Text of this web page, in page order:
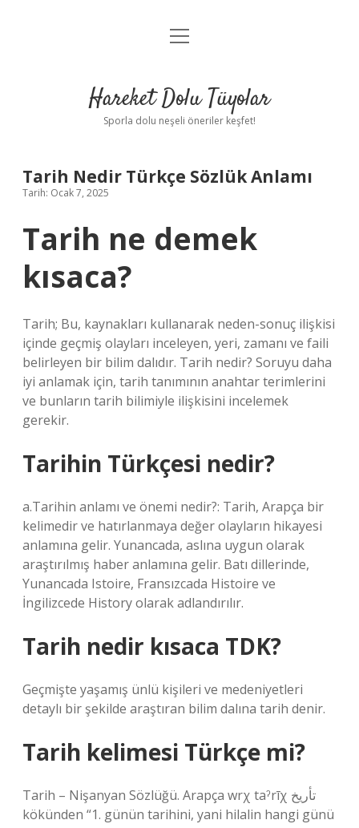
Anasayfa
Yasal Uyarı
menüyü
Hareket Dolu Tüyolar
Sporla dolu neşeli öneriler keşfet!
Tarih Nedir Türkçe Sözlük Anlamı
Tarih: Ocak 7, 2025
Tarih ne demek
kısaca?
Tarih; Bu, kaynakları kullanarak neden-sonuç ilişkisi
içinde geçmiş olayları inceleyen, yeri, zamanı ve faili
belirleyen bir bilim dalıdır. Tarih nedir? Soruyu daha
iyi anlamak için, tarih tanımının anahtar terimlerini
ve bunların tarih bilimiyle ilişkisini incelemek
gerekir.
Tarihin Türkçesi nedir?
a.Tarihin anlamı ve önemi nedir?: Tarih, Arapça bir
kelimedir ve hatırlanmaya değer olayların hikayesi
anlamına gelir. Yunancada, aslına uygun olarak
araştırılmış haber anlamına gelir. Batı dillerinde,
Yunancada Istoire, Fransızcada Histoire ve
İngilizcede History olarak adlandırılır.
Tarih nedir kısaca TDK?
Geçmişte yaşamış ünlü kişileri ve medeniyetleri
detaylı bir şekilde araştıran bilim dalına tarih denir.
Tarih kelimesi Türkçe mi?
Tarih – Nişanyan Sözlüğü. Arapça wrχ taˀrīχ تأريخ
kökünden “1. günün tarihini, yani hilalin hangi günü